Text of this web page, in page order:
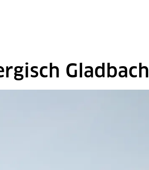
Gladbach